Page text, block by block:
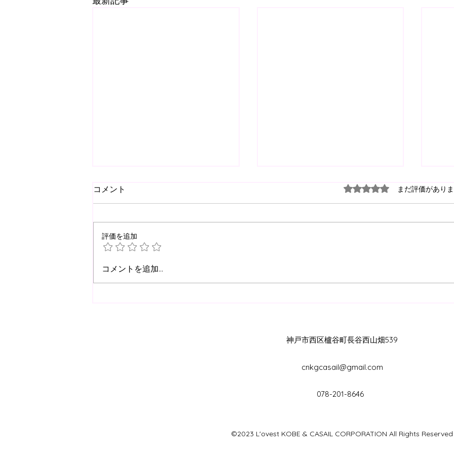
【事務局夏期休業のお知ら
コメント 5つ星のうち0と評価されて
まだ評価があり
評価を追加
コメントを追加…
神戸市西区櫨谷町長谷西山畑539
cnkgcasail@gmail.com
078-201-8646
©2023 L'ovest KOBE & CASAIL CORPORATION All Rights Reserved